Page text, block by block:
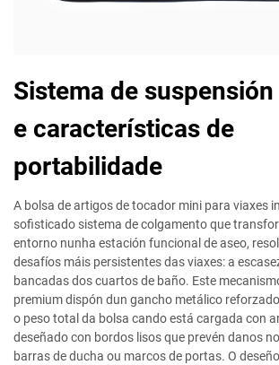
Sistema de
e características de
portabilidade
A bolsa de artigos de tocador mini para viaxes
sofisticado sistema de colgamento que
entorno nunha estación funcional de aseo,
desafíos máis persistentes das viaxes: a
bancadas dos cuartos de baño. Este
premium dispón dun gancho metálico
o peso total da bolsa cando está cargada con
deseñado con bordos lisos que prevén danos
barras de ducha ou marcos de portas. O